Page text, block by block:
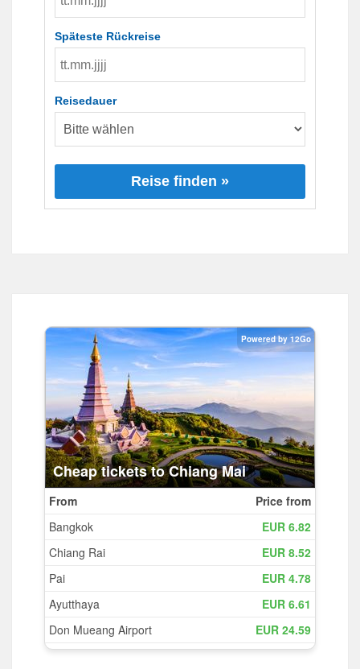
Späteste Rückreise
Reisedauer
Reise finden »